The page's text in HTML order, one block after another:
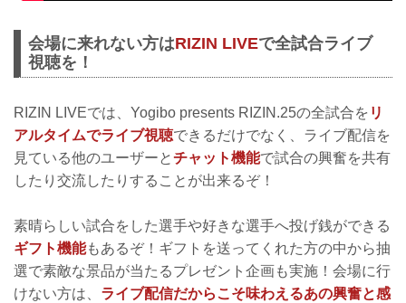
会場に来れない方はRIZIN LIVEで全試合ライブ
視聴を！
RIZIN LIVEでは、Yogibo presents RIZIN.25の全試合を リ
アルタイムでライブ視聴できるだけでなく、ライブ配信を
見ている他のユーザーとチャット機能で試合の興奮を共有
したり交流したりすることが出来るぞ！
素晴らしい試合をした選手や好きな選手へ投げ銭ができる
ギフト機能もあるぞ！ギフトを送ってくれた方の中から抽
選で素敵な景品が当たるプレゼント企画も実施！会場に行
けない方は、 ライブ配信だからこそ味わえるあの興奮と感